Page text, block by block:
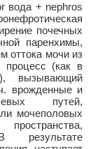
вода + nephros
почечных
паренхимы,
оттока мочи из
процесс (как в
вызывающий
врожденные и
путей,
мочеполовых
результате